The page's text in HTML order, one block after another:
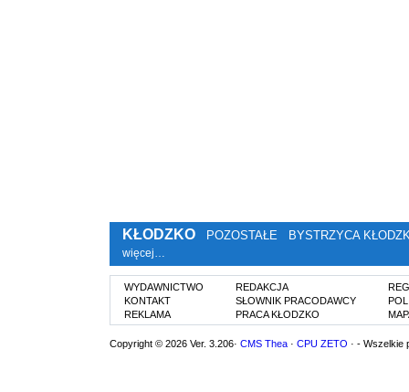
KŁODZKO POZOSTAŁE BYSTRZYCA
więcej…
WYDAWNICTWO
KONTAKT
REKLAMA
REDAKCJA
SŁOWNIK PRACODAWCY
PRACA KŁODZKO
Copyright © 2026 Ver. 3.206· CMS Thea · CPU ZETO · - Wszelkie